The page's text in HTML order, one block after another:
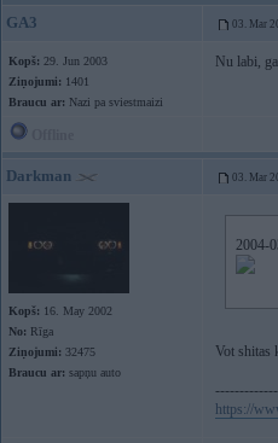
GA3 03. Mar
Kopš: 29. Jun 2003
Ziņojumi: 1401
Braucu ar: Nazi pa sviestmaizi
Nu labi,
Darkman 03. Mar
Kopš: 16. May 2002
No: Rīga
Ziņojumi: 32475
Braucu ar: sapņu auto
2004-
Vot shitas
https://